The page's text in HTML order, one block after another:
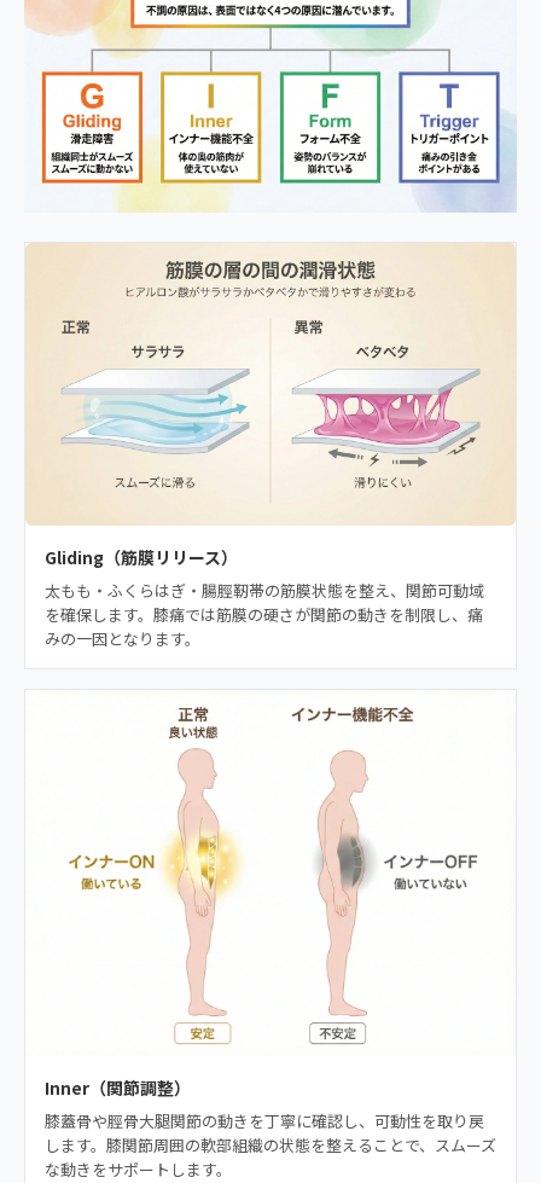
Gliding（筋膜リリース）
太もも・ふくらはぎ・腸脛靭帯の筋膜状態を整え、関節可動域
を確保します。膝痛では筋膜の硬さが関節の動きを制限し、痛
みの一因となります。
Inner（関節調整）
膝蓋骨や脛骨大腿関節の動きを丁寧に確認し、可動性を取り戻
します。膝関節周囲の軟部組織の状態を整えることで、スムーズ
な動きをサポートします。